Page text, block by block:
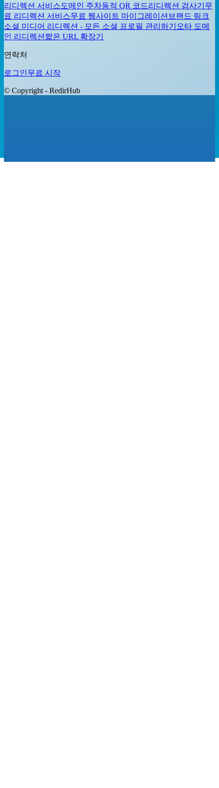
리디렉션 서비스 도메인 주차동적 QR 코드리디렉션 검사기 무
료 리디렉션 서비스무료 웹사이트 마이그레이션 브랜드 링크
소셜 미디어 리디렉션 - 모든 소셜 프로필 관리하기 오타 도메
인 리디렉션 짧은 URL 확장기
연락처
로그인무료 시작
© Copyright - RedirHub